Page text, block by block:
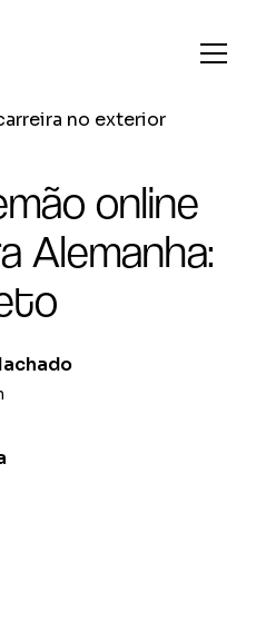
no exterior
online
Alemanha: